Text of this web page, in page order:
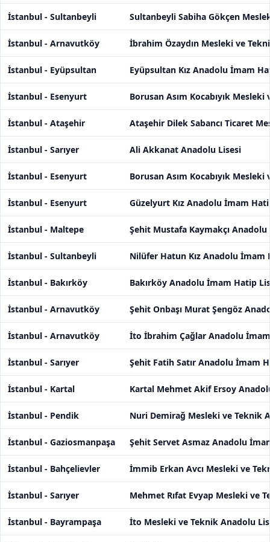
İstanbul - Sultanbeyli Sultanbeyli Sabiha Gökçen
İstanbul - Arnavutköy İbrahim Özaydın Mesleki ve
İstanbul - Eyüpsultan Eyüpsultan Kız Anadolu İmam
İstanbul - Esenyurt Borusan Asım Kocabıyık
İstanbul - Ataşehir Ataşehir Dilek Sabancı Ticaret
İstanbul - Sarıyer Ali Akkanat Anadolu Lisesi
İstanbul - Esenyurt Borusan Asım Kocabıyık
İstanbul - Esenyurt Güzelyurt Kız Anadolu İmam
İstanbul - Maltepe Şehit Mustafa Kaymakçı
İstanbul - Sultanbeyli Nilüfer Hatun Kız Anadolu İmam
İstanbul - Bakırköy Bakırköy Anadolu İmam Hatip
İstanbul - Arnavutköy Şehit Onbaşı Murat Şengöz
İstanbul - Arnavutköy İto İbrahim Çağlar Anadolu
İstanbul - Sarıyer Şehit Fatih Satır Anadolu İmam
İstanbul - Kartal Kartal Mehmet Akif Ersoy
İstanbul - Pendik Nuri Demirağ Mesleki ve Teknik
İstanbul - Gaziosmanpaşa Şehit Servet Asmaz Anadolu
İstanbul - Bahçelievler İmmib Erkan Avcı Mesleki ve
İstanbul - Sarıyer Mehmet Rıfat Evyap Mesleki ve
İstanbul - Bayrampaşa İto Mesleki ve Teknik Anadolu